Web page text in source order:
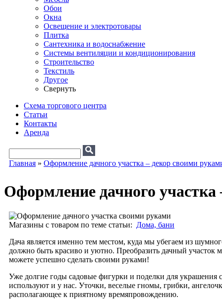
Обои
Окна
Освещение и электротовары
Плитка
Сантехника и водоснабжение
Системы вентиляции и кондиционирования
Строительство
Текстиль
Другое
Свернуть
Схема торгового центра
Статьи
Контакты
Аренда
Форма поиска
Поиск
Главная » Оформление дачного участка – декор своими
Оформление дачного
Магазины с товаром по теме статьи: Дома, бани
Дача является именно тем местом, куда мы убегаем из
должно быть красиво и уютно. Преобразить дачный участок
можете успешно сделать своими руками!
Уже долгие годы садовые фигурки и поделки для украшения
используют и у нас. Уточки, веселые гномы, грибки,
располагающее к приятному времяпровождению.